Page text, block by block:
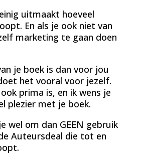
uitmaakt hoeveel
En als je ook niet van
marketing te gaan doen
je boek is dan voor jou
het vooral voor jezelf.
prima is, en ik wens je
plezier met je boek.
wel om dan GEEN gebruik
Auteursdeal die tot en